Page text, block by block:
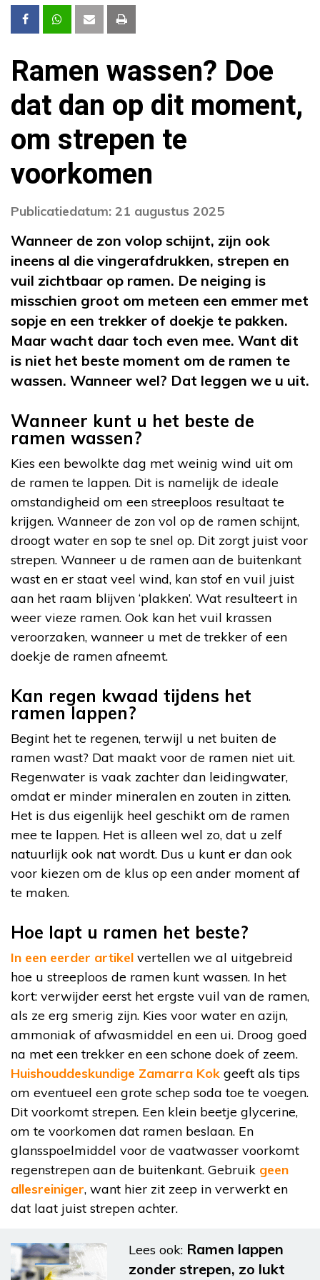
Ramen wassen? Doe
dat dan op dit moment,
om strepen te
voorkomen
Publicatiedatum: 21 augustus 2025
Wanneer de zon volop schijnt, zijn ook
ineens al die vingerafdrukken, strepen en
vuil zichtbaar op ramen. De neiging is
misschien groot om meteen een emmer met
sopje en een trekker of doekje te pakken.
Maar wacht daar toch even mee. Want dit
is niet het beste moment om de ramen te
wassen. Wanneer wel? Dat leggen we u uit.
Wanneer kunt u het beste de
ramen wassen?
Kies een bewolkte dag met weinig wind uit om
de ramen te lappen. Dit is namelijk de ideale
omstandigheid om een streeploos resultaat te
krijgen. Wanneer de zon vol op de ramen schijnt,
droogt water en sop te snel op. Dit zorgt juist voor
strepen. Wanneer u de ramen aan de buitenkant
wast en er staat veel wind, kan stof en vuil juist
aan het raam blijven ‘plakken’. Wat resulteert in
weer vieze ramen. Ook kan het vuil krassen
veroorzaken, wanneer u met de trekker of een
doekje de ramen afneemt.
Kan regen kwaad tijdens het
ramen lappen?
Begint het te regenen, terwijl u net buiten de
ramen wast? Dat maakt voor de ramen niet uit.
Regenwater is vaak zachter dan leidingwater,
omdat er minder mineralen en zouten in zitten.
Het is dus eigenlijk heel geschikt om de ramen
mee te lappen. Het is alleen wel zo, dat u zelf
natuurlijk ook nat wordt. Dus u kunt er dan ook
voor kiezen om de klus op een ander moment af
te maken.
Hoe lapt u ramen het beste?
In een eerder artikel vertellen we al uitgebreid
hoe u streeploos de ramen kunt wassen. In het
kort: verwijder eerst het ergste vuil van de ramen,
als ze erg smerig zijn. Kies voor water en azijn,
ammoniak of afwasmiddel en een ui. Droog goed
na met een trekker en een schone doek of zeem.
Huishouddeskundige Zamarra Kok geeft als tips
om eventueel een grote schep soda toe te voegen.
Dit voorkomt strepen. Een klein beetje glycerine,
om te voorkomen dat ramen beslaan. En
glansspoelmiddel voor de vaatwasser voorkomt
regenstrepen aan de buitenkant. Gebruik geen
allesreiniger, want hier zit zeep in verwerkt en
dat laat juist strepen achter.
Lees ook: Ramen lappen
zonder strepen, zo lukt